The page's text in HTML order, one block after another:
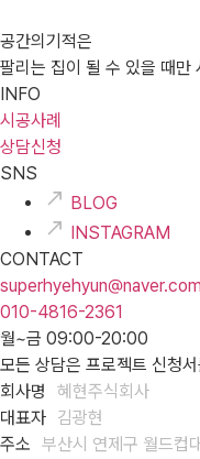
공간의기적은
팔리는 집이 될 수 있을 때만
INFO
시공사례
상담신청
SNS
BLOG
INSTAGRAM
CONTACT
010-4816-2361
월~금 09:00-20:00
모든 상담은 프로젝트 신청
회사명
혜현주식회사
대표자 김광현
주소 부산시 연제구 월드